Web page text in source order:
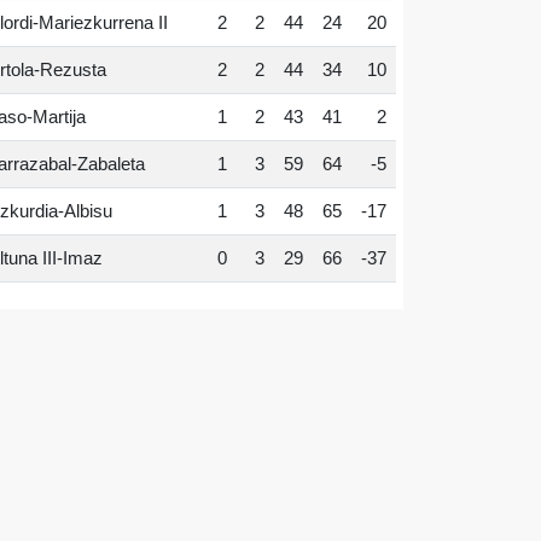
Mariezkurrena II 2 2 44 24 20
Rezusta 2 2 44 34 10
Martija 1 2 43 41 2
Zabaleta 1 3 59 64 -5
Albisu 1 3 48 65 -17
III-Imaz 0 3 29 66 -37